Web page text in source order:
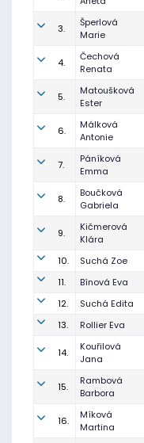
3.
Šperlová
Marie
4.
Čechová
Renata
5.
Matoušková
Ester
6.
Málková
Antonie
7.
Páníková
Emma
8.
Boučková
Gabriela
9.
Kičmerová
Klára
10. Suchá Zoe
11.
Bínová Eva
12.
Suchá Edita
13.
Rollier Eva
14.
Kouřilová
Jana
15.
Rambová
Barbora
16.
Míková
Martina